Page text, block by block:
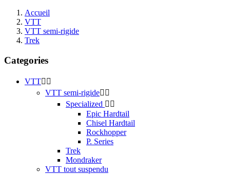
Accueil
VTT
VTT semi-rigide
Trek
Categories
VTT 
VTT semi-rigide 
Specialized  
Epic Hardtail
Chisel Hardtail
Rockhopper
P. Series
Trek
Mondraker
VTT tout suspendu